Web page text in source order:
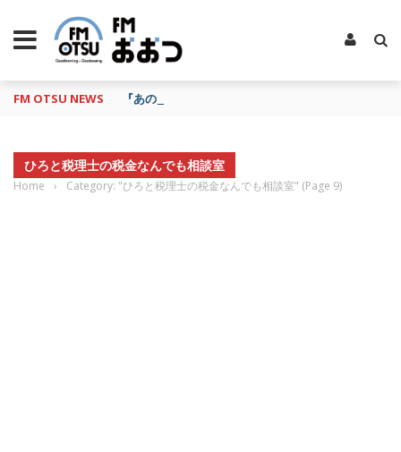
FM OTSU NEWS 『あの日の放送、もう一度聴きたいな…』にお応え
ひろと税理士の税金なんでも相談室
Home › Category: "ひろと税理士の税金なんでも相談室" (Page 9)